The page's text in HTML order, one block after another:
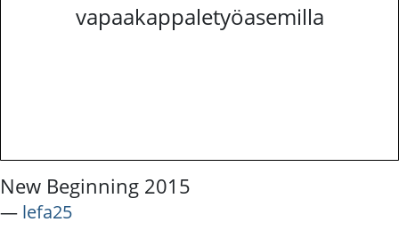
vapaakappaletyöasemilla
New Beginning 2015
― lefa25